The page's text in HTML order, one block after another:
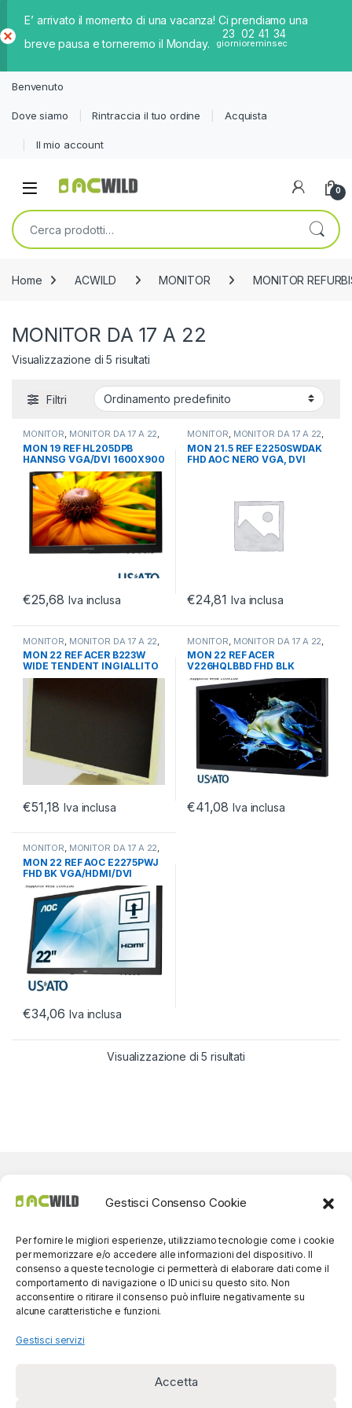
Gestisci Consenso Cookie
Per fornire le migliori esperienze, utilizziamo tecnologie come i cookie
per memorizzare e/o accedere alle informazioni del dispositivo. Il
consenso a queste tecnologie ci permetterà di elaborare dati come il
comportamento di navigazione o ID unici su questo sito. Non
acconsentire o ritirare il consenso può influire negativamente su
alcune caratteristiche e funzioni.
Gestisci servizi
Accetta
E’ arrivato il momento di una vacanza! Ci prendiamo una
breve pausa e torneremo il Monday.
23
giorni
02
ore
41
min
34
sec
iud
Benvenuto
Dove siamo Rintraccia il tuo ordine Acquista
Il mio account
0
Cerca:
Home ACWILD MONITOR MONITOR
MONITOR DA 17 A 22
Visualizzazione di 5 risultati
Filtri
MONITOR, MONITOR DA 17 A 22,
MONITOR REFURBISHED
MON 19 REF HL205DPB
HANNSG VGA/DVI 1600X900
SENZA PEDISTALLO BLK
€25,68 Iva inclusa
MONITOR, MONITOR DA 17 A 22,
MONITOR REFURBISHED
MON 21.5 REF E2250SWDAK
FHD AOC NERO VGA, DVI
€24,81 Iva inclusa
MONITOR MONITOR DA 17 A 22
MONITOR REFURBISHED
MON 22 REF ACER B223W
WIDE TENDENT INGIALLITO
1680 X 1050 VGA DVI
€51,18 Iva inclusa
MONITOR MONITOR DA 17 A 22
MONITOR REFURBISHED
MON 22 REF ACER
V226HQLBBD FHD BLK
VGA/DVI SENZA PEDISTALLO
€41,08 Iva inclusa
MONITOR, MONITOR DA 17 A 22,
MONITOR REFURBISHED
MON 22 REF AOC E2275PWJ
FHD BK VGA/HDMI/DVI
MULTIM. NO PIEDISTAL.
€34,06 Iva inclusa
Visualizzazione di 5 risultati